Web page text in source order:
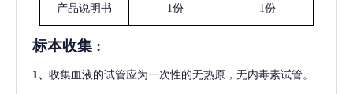
产品说明书 1份 1份
标本收集 :
1、 收集血液的试管应为一次性的无热原，无内毒素试管。